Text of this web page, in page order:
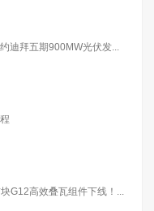
迪拜五期900MW光伏发...
G12高效叠瓦组件下线！...